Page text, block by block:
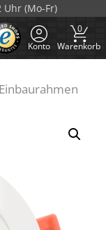
(Mo-Fr)
Konto
0
Warenkorb
Einbaurahmen